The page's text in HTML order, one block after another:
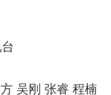
吴刚 张睿 程楠